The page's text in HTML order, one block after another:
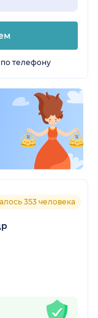
телефону
353 человека